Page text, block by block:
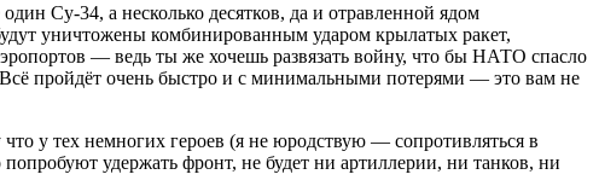
Су-34, а несколько десятков, да и отравленной ядом
уничтожены комбинированным ударом крылатых ракет,
— ведь ты же хочешь развязать войну, что бы НАТО спасло
пройдёт очень быстро и с минимальными потерями — это вам не
у тех немногих героев (я не юродствую — сопротивляться в
удержать фронт, не будет ни артиллерии, ни танков, ни